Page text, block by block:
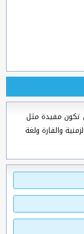
تكون مفيدة مثل
والقارة ولغة